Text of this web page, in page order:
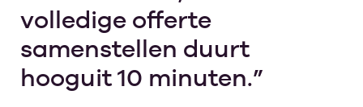
volledige offerte
samenstellen duurt
hooguit 10 minuten.